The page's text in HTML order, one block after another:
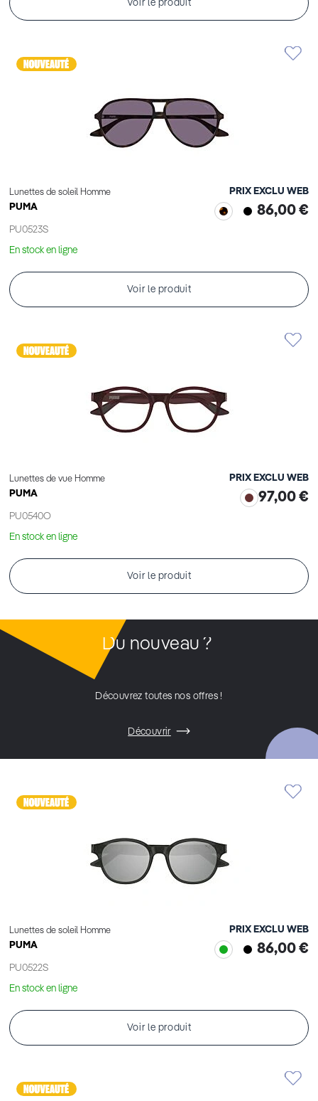
Voir le produit
Lunettes de soleil Homme
PUMA
PU0523S
PRIX EXCLU WEB
86,00 €
En stock en ligne
Voir le produit
Lunettes de vue Homme
PUMA
PU0540O
PRIX EXCLU WEB
97,00 €
En stock en ligne
Voir le produit
Du nouveau ?
Découvrez toutes nos offres !
Découvrir
Lunettes de soleil Homme
PUMA
PU0522S
PRIX EXCLU WEB
86,00 €
En stock en ligne
Voir le produit